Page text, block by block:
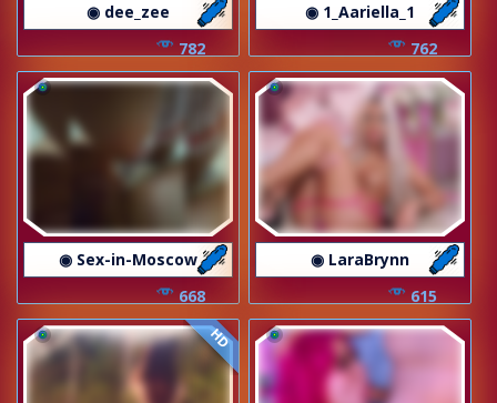
◉ dee_zee
782
◉ 1_Aariella_1
762
◉ Sex-in-Moscow
668
◉ LaraBrynn
615
HD